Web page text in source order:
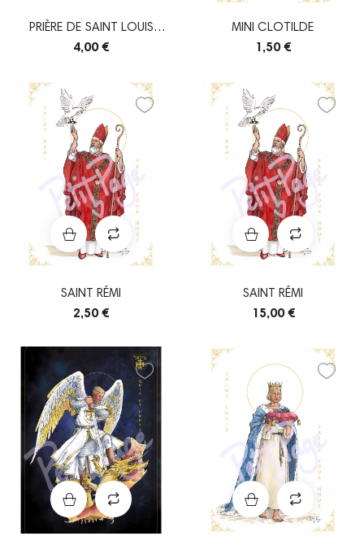
PRIÈRE DE SAINT LOUIS
POUR LA FRANCE
4,00 €
MINI CLOTILDE
1,50 €
SAINT RÉMI
2,50 €
SAINT RÉMI
15,00 €